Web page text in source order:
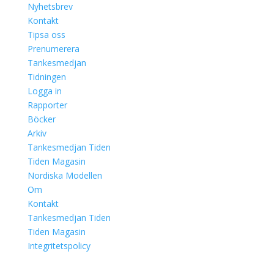
Nyhetsbrev
Kontakt
Tipsa oss
Prenumerera
Tankesmedjan
Tidningen
Logga in
Rapporter
Böcker
Arkiv
Tankesmedjan Tiden
Tiden Magasin
Nordiska Modellen
Om
Kontakt
Tankesmedjan Tiden
Tiden Magasin
Integritetspolicy